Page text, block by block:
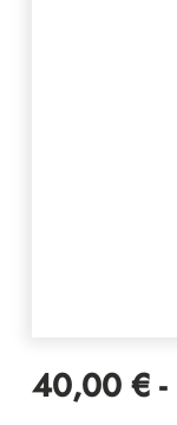
40,00 € -